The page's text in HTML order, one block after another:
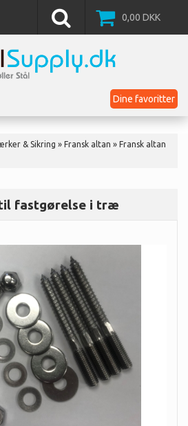
0,00 DKK
Dine favoritter
& Sikring » Fransk altan » Fransk altan
fastgørelse i træ